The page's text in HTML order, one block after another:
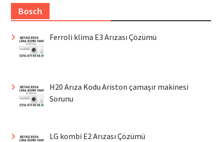
Bosch
Ferroli klima E3 Arızası Çözümü
H20 Arıza Kodu Ariston çamaşır makinesi
Sorunu
LG kombi E2 Arızası Çözümü